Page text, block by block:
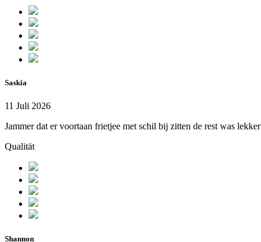
Saskia
11 Juli 2026
Jammer dat er voortaan frietjee met schil bij zitten de rest was lekker
Qualität
Shannon